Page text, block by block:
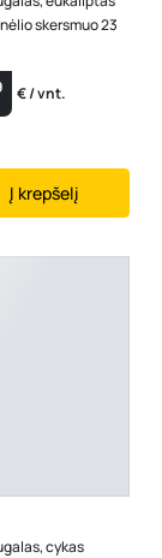
skersmuo 23
€ / vnt.
Į krepšelį
cykas